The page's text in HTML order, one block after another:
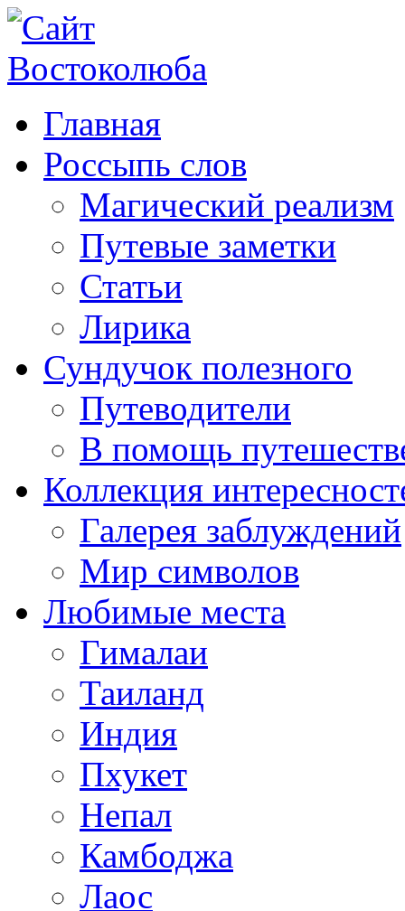
Главная
Россыпь слов
Магический реализм
Путевые заметки
Статьи
Лирика
Сундучок полезного
Путеводители
В помощь
Коллекция
Галерея заблуждений
Мир символов
Любимые места
Гималаи
Таиланд
Индия
Пхукет
Непал
Камбоджа
Лаос